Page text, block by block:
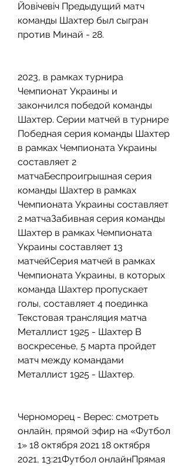
Йовічевіч Предыдущий матч
команды Шахтер был сыгран
против Минай - 28.
2023, в рамках турнира
Чемпионат Украины и
закончился победой команды
Шахтер. Серии матчей в турнире
Победная серия команды Шахтер
в рамках Чемпионата Украины
составляет 2
матчаБеспроигрышная серия
команды Шахтер в рамках
Чемпионата Украины составляет
2 матчаЗабивная серия команды
Шахтер в рамках Чемпионата
Украины составляет 13
матчейСерия матчей в рамках
Чемпионата Украины, в которых
команда Шахтер пропускает
голы, составляет 4 поединка
Текстовая трансляция матча
Металлист 1925 - Шахтер В
воскресенье, 5 марта пройдет
матч между командами
Металлист 1925 - Шахтер.
Черноморец - Верес: смотреть
онлайн, прямой эфир на «Футбол
1» 18 октября 2021 18 октября
2021, 13:21Футбол онлайнПрямая